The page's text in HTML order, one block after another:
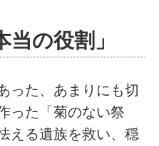
の役割」
った、あまりにも切
った「菊のない祭
える遺族を救い、穏